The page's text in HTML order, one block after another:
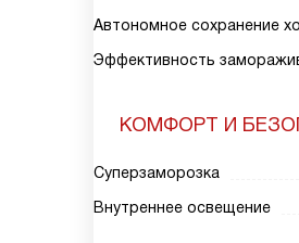
Автономное сохранение
Эффективность
КОМФОРТ И
Суперзаморозка
Внутреннее освещение